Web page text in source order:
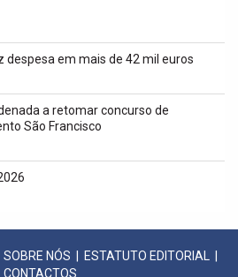
despesa em mais de 42 mil euros
a retomar concurso de
São Francisco
SOBRE NÓS ESTATUTO EDITORIAL
CONTACTOS